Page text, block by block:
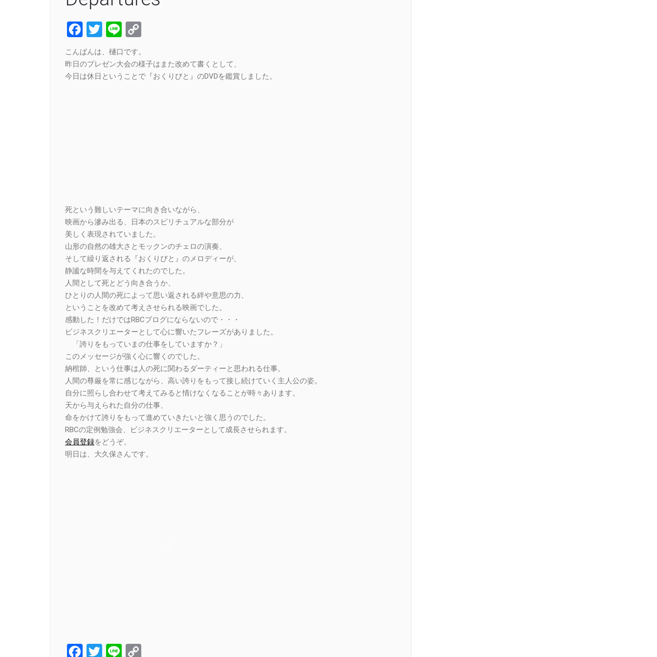
Facebook
Twitter
Line
こんばんは、樋口です。
昨日のプレゼン大会の様子はまた改めて書くとして、
今日は休日ということで『おくりびと』のDVDを鑑賞しました。
死という難しいテーマに向き合いながら、
映画から滲み出る、日本のスピリチュアルな部分が
美しく表現されていました。
山形の自然の雄大さとモックンのチェロの演奏、
そして繰り返される『おくりびと』のメロディーが、
静謐な時間を与えてくれたのでした。
人間として死とどう向き合うか、
ひとりの人間の死によって思い返される絆や意思の力、
ということを改めて考えさせられる映画でした。
感動した！だけではRBCブログにならないので・・・
ビジネスクリエーターとして心に響いたフレーズがありました。
「誇りをもっていまの仕事をしていますか？」
このメッセージが強く心に響くのでした。
納棺師、という仕事は人の死に関わるダーティーと思われる仕事。
人間の尊厳を常に感じながら、高い誇りをもって接し続けていく主人公の姿。
自分に照らし合わせて考えてみると情けなくなることが時々あります。
天から与えられた自分の仕事、
命をかけて誇りをもって進めていきたいと強く思うのでした。
RBCの定例勉強会、ビジネスクリエーターとして成長させられます。
会員登録をどうぞ。
明日は、大久保さんです。
Facebook
Twitter
Line